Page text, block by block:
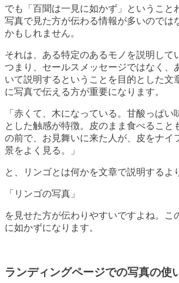
でも「百聞は一見に如かず」ということ
写真で見た方が伝わる情報が多いのでは
かもしれません。
それは、ある特定のあるモノを説明して
つまり、セールスメッセージではなく、
いて説明するということを目的とした文
に写真で伝える方が重要になります。
「赤くて、木になっている。甘酸っぱい
とした触感が特徴。皮のまま食べること
の前で、お見舞いに来た人が、皮をナイ
景をよく見る。」
と、リンゴとは何かを文章で説明するよ
「リンゴの写真」
を見せた方が伝わりやすいですよね。こ
に如かずになります。
ランディングページでの写真の使